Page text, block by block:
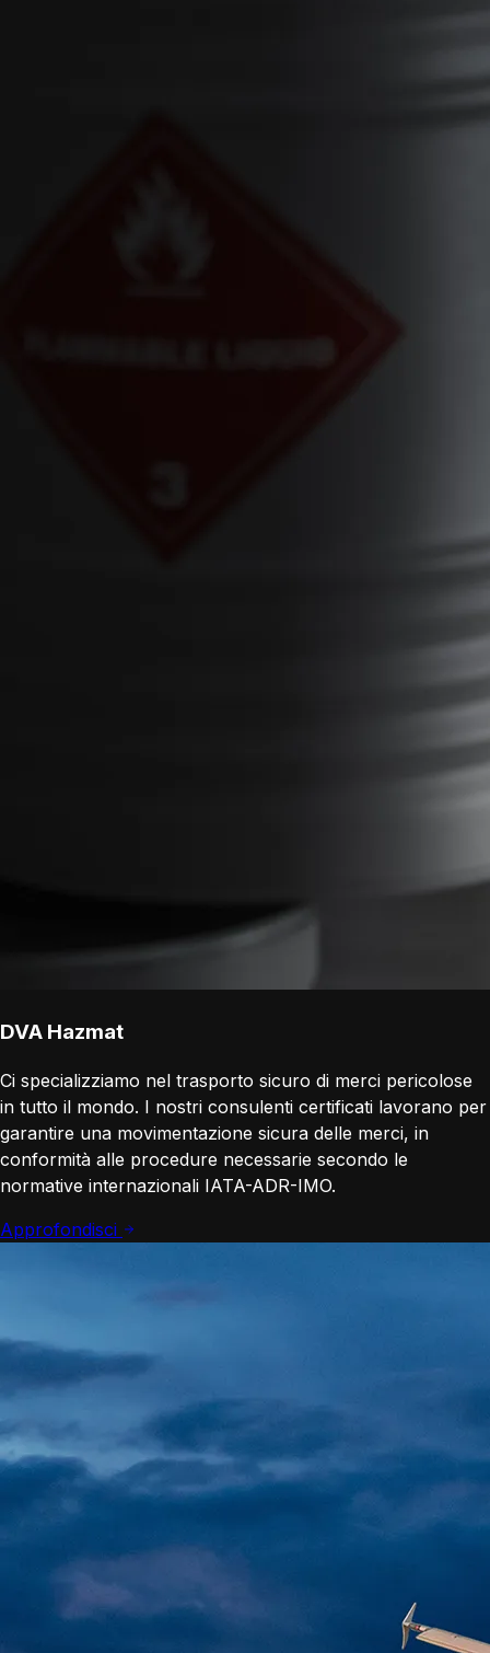
DVA Hazmat
Ci specializziamo nel trasporto sicuro di merci pericolose
in tutto il mondo. I nostri consulenti certificati lavorano per
garantire una movimentazione sicura delle merci, in
conformità alle procedure necessarie secondo le
normative internazionali IATA-ADR-IMO.
Approfondisci